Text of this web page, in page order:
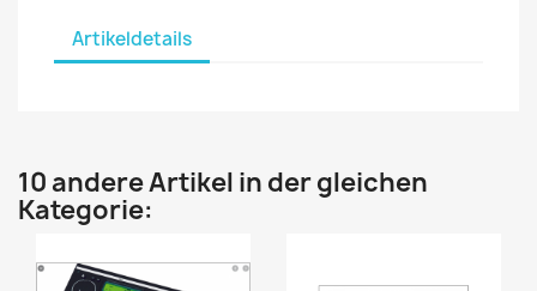
Artikeldetails
10 andere Artikel in der gleichen
Kategorie: